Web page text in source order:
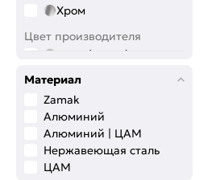
Хром
Цвет производителя
INOX (нерж.)
Античная МатБронза
Античное серебро
Белый
Графит
Материал
Zamak
Алюминий
Алюминий | ЦАМ
Нержавеющая сталь
ЦАМ